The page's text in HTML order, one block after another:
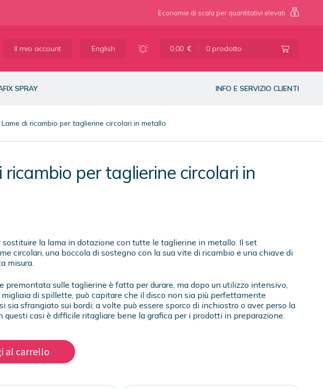
Economie di scala per quantitativi elevati
navigazione
contenuto
Il mio account English 0,00 € 0 prodotto
SPRAY INFO E SERVIZIO CLIENTI
Lame di ricambio per taglierine circolari in metallo
ricambio per taglierine circolari in
sostituire la lama in dotazione con tutte le taglierine in metallo. Il set
circolari, una boccola di sostegno con la sua vite di ricambio e una chiave di
misura.
premontata sulle taglierine è fatta per durare, ma dopo un utilizzo intensivo,
di spillette, può capitare che il disco non sia più perfettamente
sia sfrangiato sui bordi; a volte può essere sporco di inchiostro o aver perso la
questi casi è difficile ritagliare bene la grafica per i prodotti in preparazione.
al carrello